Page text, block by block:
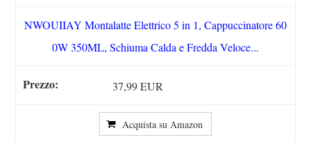
NWOUIIAY Montalatte Elettrico 5 in 1, Cappuccinatore 60
0W 350ML, Schiuma Calda e Fredda Veloce...
37,99 EUR
Acquista su Amazon